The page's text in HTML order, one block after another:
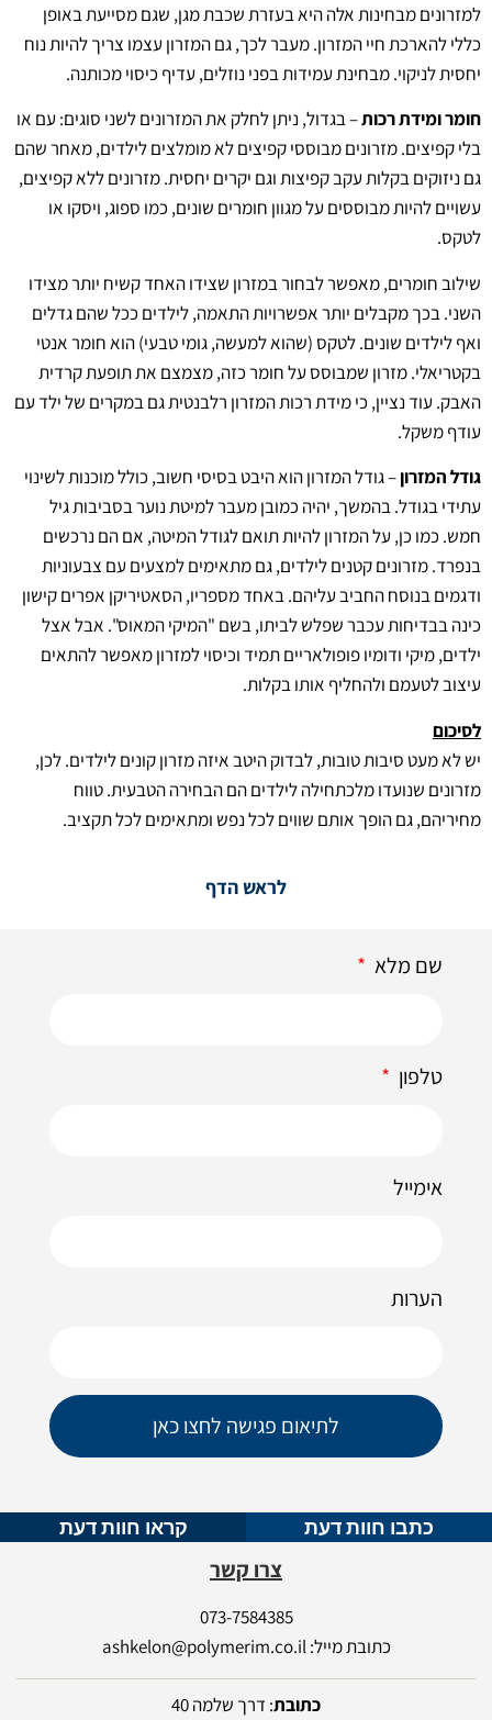
למזרונים מבחינות אלה היא בעזרת שכבת מגן, שגם מסייעת באופן
כללי להארכת חיי המזרון. מעבר לכך, גם המזרון עצמו צריך להיות נוח
יחסית לניקוי. מבחינת עמידות בפני נוזלים, עדיף כיסוי מכותנה.
חומר ומידת רכות– בגדול, ניתן לחלק את המזרונים לשני סוגים: עם או
בלי קפיצים. מזרונים מבוססי קפיצים לא מומלצים לילדים, מאחר שהם
גם ניזוקים בקלות עקב קפיצות וגם יקרים יחסית. מזרונים ללא קפיצים,
עשויים להיות מבוססים על מגוון חומרים שונים, כמו ספוג, ויסקו או
לטקס.
שילוב חומרים, מאפשר לבחור במזרון שצידו האחד קשיח יותר מצידו
השני. בכך מקבלים יותר אפשרויות התאמה, לילדים ככל שהם גדלים
ואף לילדים שונים. לטקס (שהוא למעשה, גומי טבעי) הוא חומר אנטי
בקטריאלי. מזרון שמבוסס על חומר כזה, מצמצם את תופעת קרדית
האבק. עוד נציין, כי מידת רכות המזרון רלבנטית גם במקרים של ילד עם
עודף משקל.
גודל המזרון– גודל המזרון הוא היבט בסיסי חשוב, כולל מוכנות לשינוי
עתידי בגודל. בהמשך, יהיה כמובן מעבר למיטת נוער בסביבות גיל
חמש. כמו כן, על המזרון להיות תואם לגודל המיטה, אם הם נרכשים
בנפרד. מזרונים קטנים לילדים, גם מתאימים למצעים עם צבעוניות
ודגמים בנוסח החביב עליהם. באחד מספריו, הסאטיריקן אפרים קישון
כינה בבדיחות עכבר שפלש לביתו, בשם "המיקי המאוס". אבל אצל
ילדים, מיקי ודומיו פופולאריים תמיד וכיסוי למזרון מאפשר להתאים
עיצוב לטעמם ולהחליף אותו בקלות.
לסיכום
יש לא מעט סיבות טובות, לבדוק היטב איזה מזרון קונים לילדים. לכן,
מזרונים שנועדו מלכתחילה לילדים הם הבחירה הטבעית. טווח
מחיריהם, גם הופך אותם שווים לכל נפש ומתאימים לכל תקציב.
לראש הדף
שם מלא
טלפון
אימייל
הערות
לתיאום פגישה לחצו כאן
כתבו חוות דעת קראו חוות דעת
צרו קשר
073-7584385
כתובת מייל: ashkelon@polymerim.co.il
כתובת: דרך שלמה 40